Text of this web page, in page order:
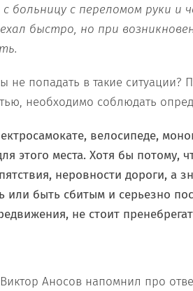
больницу с переломом руки и
быстро, но при
не попадать в такие
необходимо соблюдать
велосипеде,
этого места. Хотя бы потому,
неровности дороги, а
или быть сбитым и серьезно
не стоит
Аносов напомнил про